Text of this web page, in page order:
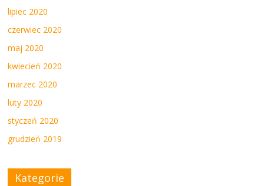
lipiec 2020
czerwiec 2020
maj 2020
kwiecień 2020
marzec 2020
luty 2020
styczeń 2020
grudzień 2019
Kategorie